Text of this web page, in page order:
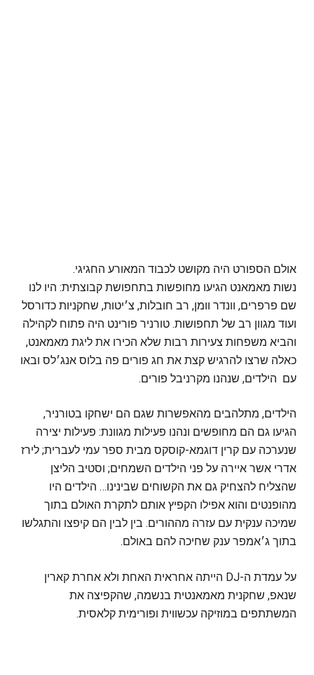
אולם הספורט היה מקושט לכבוד המאורע החגיגי.
נשות מאמאנט הגיעו מחופשות בתחפושת קבוצתית: היו לנו
שם פרפרים, וונדר וומן, רב חובלות, צ׳יטות, שחקניות כדורסל
ועוד מגוון רב של תחפושות. טורניר פורינט היה פתוח לקהילה
והביא משפחות צעירות רבות שלא הכירו את ליגת מאמאנט,
כאלה שרצו להרגיש קצת את חג פורים פה בלוס אנג׳לס ובאו
עם הילדים, שנהנו מקרניבל פורים.
הילדים, מתלהבים מהאפשרות שגם הם ישחקו בטורניר,
הגיעו גם הם מחופשים ונהנו פעילות מגוונת: פעילות יצירה
שנערכה עם קרין דוגמא-קוסקס מבית ספר עמי לעברית; לירז
אדרי אשר איירה על פני הילדים השמחים; וסטיב הליצן
שהצליח להצחיק גם את הקשוחים שבינינו… הילדים היו
מהופנטים והוא אפילו הקפיץ אותם לתקרת האולם בתוך
שמיכה ענקית עם עזרה מההורים. בין לבין הם קיפצו והתגלשו
בתוך ג׳אמפר ענק שחיכה להם באולם.
על עמדת ה-DJ הייתה אחראית האחת ולא אחרת קארין
שנאפ, שחקנית מאמאנטית בנשמה, שהקפיצה את
המשתתפים במוזיקה עכשווית ופורימית קלאסית.